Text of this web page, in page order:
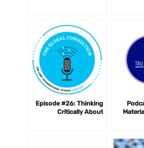
Episode #26: Thinking
Critically About